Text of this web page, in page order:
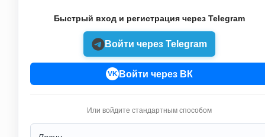
Быстрый вход и регистрация через Telegram
Войти через Telegram
VK Войти через ВК
Или войдите стандартным способом